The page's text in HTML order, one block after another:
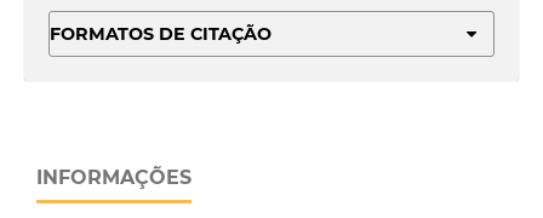
FORMATOS DE CITAÇÃO
INFORMAÇÕES